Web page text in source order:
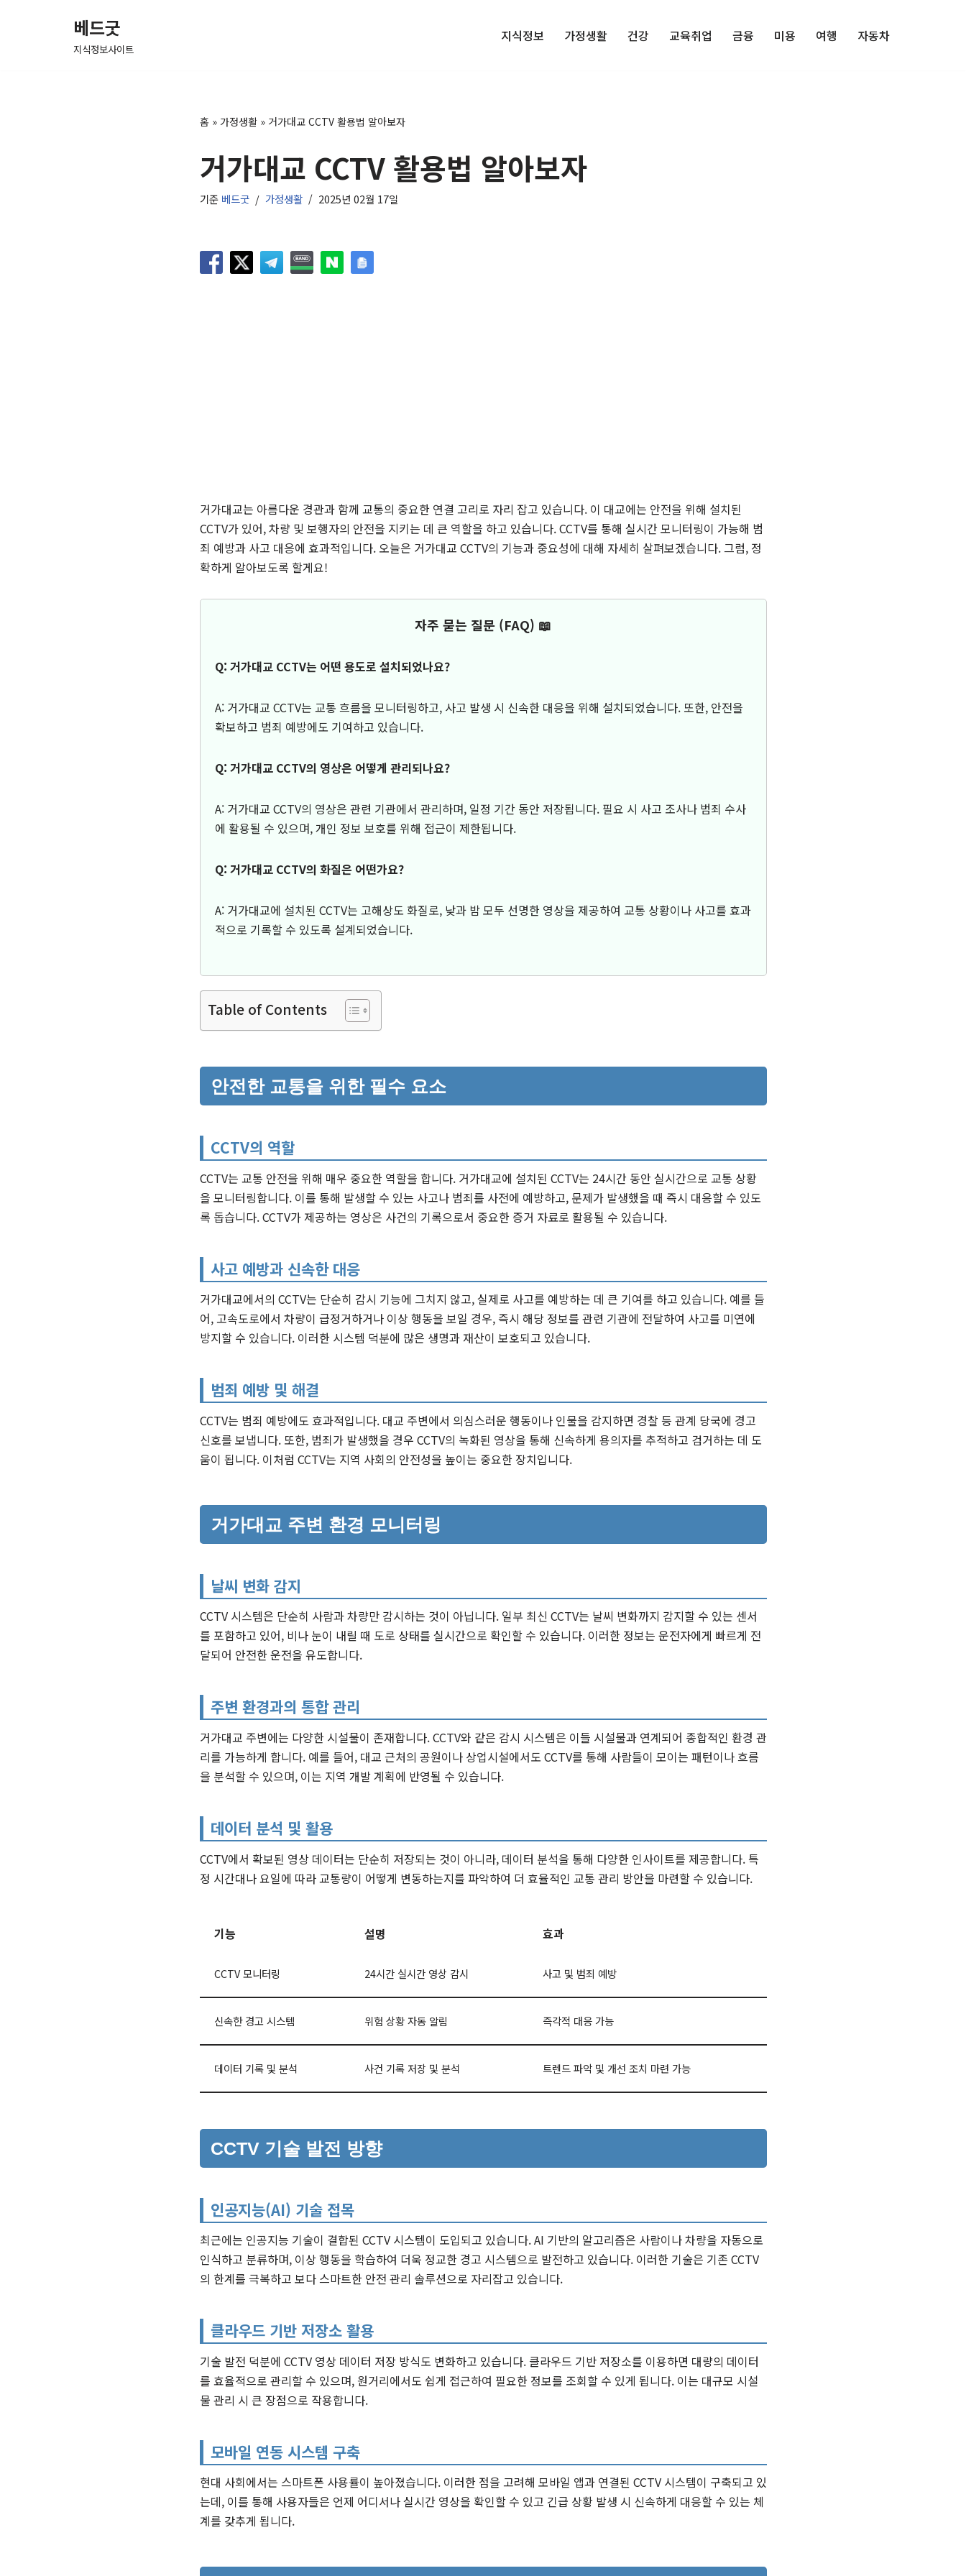
베드굿
지식정보사이트
지식정보 가정생활 건강 교육취업 금융 미용 여행 자동차
홈 » 가정생활» 거가대교 CCTV 활용법 알아보자
거가대교 CCTV 활용법 알아보자
기준 베드굿 가정생활 2025년 02월 17일
거가대교는 아름다운 경관과 함께 교통의 중요한 연결 고리로 자리 잡고 있습니다. 이 대교에는 안전을 위해 설치된
CCTV가 있어, 차량 및 보행자의 안전을 지키는 데 큰 역할을 하고 있습니다. CCTV를 통해 실시간 모니터링이 가능해 범
죄 예방과 사고 대응에 효과적입니다. 오늘은 거가대교 CCTV의 기능과 중요성에 대해 자세히 살펴보겠습니다. 그럼, 정
확하게 알아보도록 할게요!
자주 묻는 질문 (FAQ) 📖
Q: 거가대교 CCTV는 어떤 용도로 설치되었나요?
A: 거가대교 CCTV는 교통 흐름을 모니터링하고, 사고 발생 시 신속한 대응을 위해 설치되었습니다. 또한, 안전을
확보하고 범죄 예방에도 기여하고 있습니다.
Q: 거가대교 CCTV의 영상은 어떻게 관리되나요?
A: 거가대교 CCTV의 영상은 관련 기관에서 관리하며, 일정 기간 동안 저장됩니다. 필요 시 사고 조사나 범죄 수사
에 활용될 수 있으며, 개인 정보 보호를 위해 접근이 제한됩니다.
Q: 거가대교 CCTV의 화질은 어떤가요?
A: 거가대교에 설치된 CCTV는 고해상도 화질로, 낮과 밤 모두 선명한 영상을 제공하여 교통 상황이나 사고를 효과
적으로 기록할 수 있도록 설계되었습니다.
Table of Contents
안전한 교통을 위한 필수 요소
CCTV의 역할
CCTV는 교통 안전을 위해 매우 중요한 역할을 합니다. 거가대교에 설치된 CCTV는 24시간 동안 실시간으로 교통 상황
을 모니터링합니다. 이를 통해 발생할 수 있는 사고나 범죄를 사전에 예방하고, 문제가 발생했을 때 즉시 대응할 수 있도
록 돕습니다. CCTV가 제공하는 영상은 사건의 기록으로서 중요한 증거 자료로 활용될 수 있습니다.
사고 예방과 신속한 대응
거가대교에서의 CCTV는 단순히 감시 기능에 그치지 않고, 실제로 사고를 예방하는 데 큰 기여를 하고 있습니다. 예를 들
어, 고속도로에서 차량이 급정거하거나 이상 행동을 보일 경우, 즉시 해당 정보를 관련 기관에 전달하여 사고를 미연에
방지할 수 있습니다. 이러한 시스템 덕분에 많은 생명과 재산이 보호되고 있습니다.
범죄 예방 및 해결
CCTV는 범죄 예방에도 효과적입니다. 대교 주변에서 의심스러운 행동이나 인물을 감지하면 경찰 등 관계 당국에 경고
신호를 보냅니다. 또한, 범죄가 발생했을 경우 CCTV의 녹화된 영상을 통해 신속하게 용의자를 추적하고 검거하는 데 도
움이 됩니다. 이처럼 CCTV는 지역 사회의 안전성을 높이는 중요한 장치입니다.
거가대교 주변 환경 모니터링
날씨 변화 감지
CCTV 시스템은 단순히 사람과 차량만 감시하는 것이 아닙니다. 일부 최신 CCTV는 날씨 변화까지 감지할 수 있는 센서
를 포함하고 있어, 비나 눈이 내릴 때 도로 상태를 실시간으로 확인할 수 있습니다. 이러한 정보는 운전자에게 빠르게 전
달되어 안전한 운전을 유도합니다.
주변 환경과의 통합 관리
거가대교 주변에는 다양한 시설물이 존재합니다. CCTV와 같은 감시 시스템은 이들 시설물과 연계되어 종합적인 환경 관
리를 가능하게 합니다. 예를 들어, 대교 근처의 공원이나 상업시설에서도 CCTV를 통해 사람들이 모이는 패턴이나 흐름
을 분석할 수 있으며, 이는 지역 개발 계획에 반영될 수 있습니다.
데이터 분석 및 활용
CCTV에서 확보된 영상 데이터는 단순히 저장되는 것이 아니라, 데이터 분석을 통해 다양한 인사이트를 제공합니다. 특
정 시간대나 요일에 따라 교통량이 어떻게 변동하는지를 파악하여 더 효율적인 교통 관리 방안을 마련할 수 있습니다.
기능 설명 효과
CCTV 모니터링 24시간 실시간 영상 감시 사고 및 범죄 예방
신속한 경고 시스템 위험 상황 자동 알림 즉각적 대응 가능
데이터 기록 및 분석 사건 기록 저장 및 분석 트렌드 파악 및 개선 조치 마련 가능
CCTV 기술 발전 방향
인공지능(AI) 기술 접목
최근에는 인공지능 기술이 결합된 CCTV 시스템이 도입되고 있습니다. AI 기반의 알고리즘은 사람이나 차량을 자동으로
인식하고 분류하며, 이상 행동을 학습하여 더욱 정교한 경고 시스템으로 발전하고 있습니다. 이러한 기술은 기존 CCTV
의 한계를 극복하고 보다 스마트한 안전 관리 솔루션으로 자리잡고 있습니다.
클라우드 기반 저장소 활용
기술 발전 덕분에 CCTV 영상 데이터 저장 방식도 변화하고 있습니다. 클라우드 기반 저장소를 이용하면 대량의 데이터
를 효율적으로 관리할 수 있으며, 원거리에서도 쉽게 접근하여 필요한 정보를 조회할 수 있게 됩니다. 이는 대규모 시설
물 관리 시 큰 장점으로 작용합니다.
모바일 연동 시스템 구축
현대 사회에서는 스마트폰 사용률이 높아졌습니다. 이러한 점을 고려해 모바일 앱과 연결된 CCTV 시스템이 구축되고 있
는데, 이를 통해 사용자들은 언제 어디서나 실시간 영상을 확인할 수 있고 긴급 상황 발생 시 신속하게 대응할 수 있는 체
계를 갖추게 됩니다.